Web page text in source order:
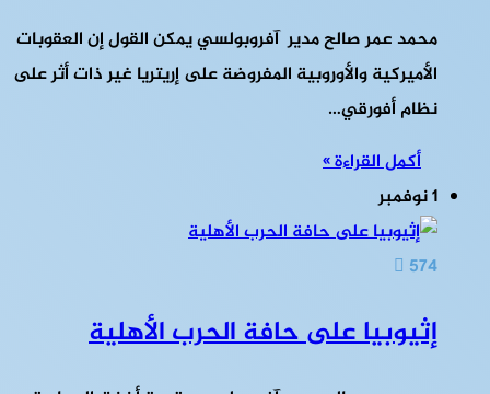
محمد عمر صالح مدير آفروبولسي يمكن القول إن العقوبات
الأميركية والأوروبية المفروضة على إريتريا غير ذات أثر على
نظام أفورقي…
أكمل القراءة »
1 نوفمبر
574
إثيوبيا على حافة الحرب الأهلية